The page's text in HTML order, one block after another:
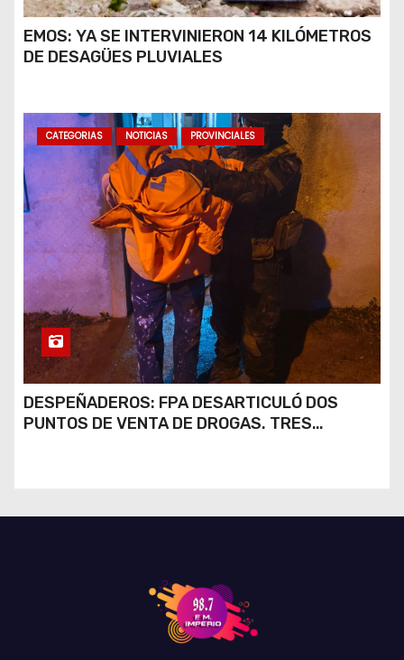
EMOS: YA SE INTERVINIERON 14 KILÓMETROS
DE DESAGÜES PLUVIALES
CATEGORIAS NOTICIAS PROVINCIALES
DESPEÑADEROS: FPA DESARTICULÓ DOS
PUNTOS DE VENTA DE DROGAS. TRES